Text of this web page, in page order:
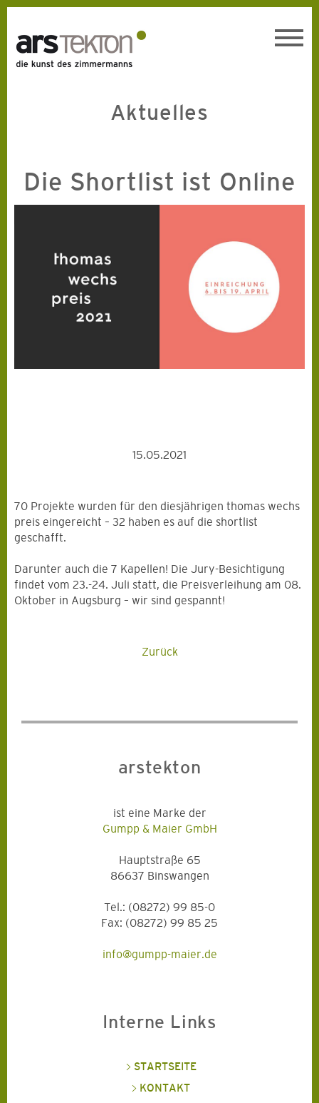
Aktuelles
Die Shortlist ist Online
15.05.2021
70 Projekte wurden für den diesjährigen thomas wechs
preis eingereicht – 32 haben es auf die shortlist
geschafft.
Darunter auch die 7 Kapellen! Die Jury-Besichtigung
findet vom 23.-24. Juli statt, die Preisverleihung am 08.
Oktober in Augsburg – wir sind gespannt!
Zurück
arstekton
ist eine Marke der
Gumpp & Maier GmbH
Hauptstraße 65
86637 Binswangen
Tel.: (08272) 99 85-0
Fax: (08272) 99 85 25
info@gumpp-maier.de
Interne Links
STARTSEITE
KONTAKT